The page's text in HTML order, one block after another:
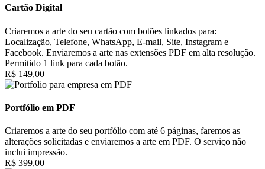
Cartão Digital
Criaremos a arte do seu cartão com botões linkados para:
Localização, Telefone, WhatsApp, E-mail, Site, Instagram e
Facebook. Enviaremos a arte nas extensões PDF em alta resolução.
Permitido 1 link para cada botão.
R$ 149,00
Portfólio em PDF
Criaremos a arte do seu portfólio com até 6 páginas, faremos as
alterações solicitadas e enviaremos a arte em PDF. O serviço não
inclui impressão.
R$ 399,00